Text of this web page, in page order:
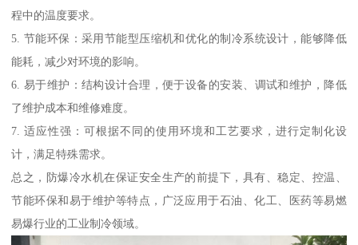
程中的温度要求。
5. 节能环保：采用节能型压缩机和优化的制冷系统设计，能够降低
能耗，减少对环境的影响。
6. 易于维护：结构设计合理，便于设备的安装、调试和维护，降低
了维护成本和维修难度。
7. 适应性强：可根据不同的使用环境和工艺要求，进行定制化设
计，满足特殊需求。
总之，防爆冷水机在保证安全生产的前提下，具有、稳定、控温、
节能环保和易于维护等特点，广泛应用于石油、化工、医药等易燃
易爆行业的工业制冷领域。